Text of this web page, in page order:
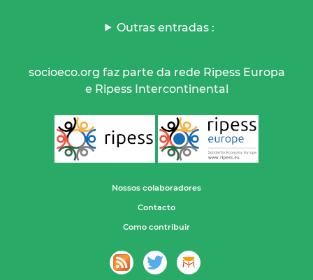
Outras entradas :
socioeco.org faz parte da rede Ripess Europa
e Ripess Intercontinental
Nossos colaboradores
Contacto
Como contribuir